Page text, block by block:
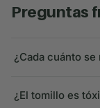
preguntas
¿Cada cuánto
¿El tomillo es